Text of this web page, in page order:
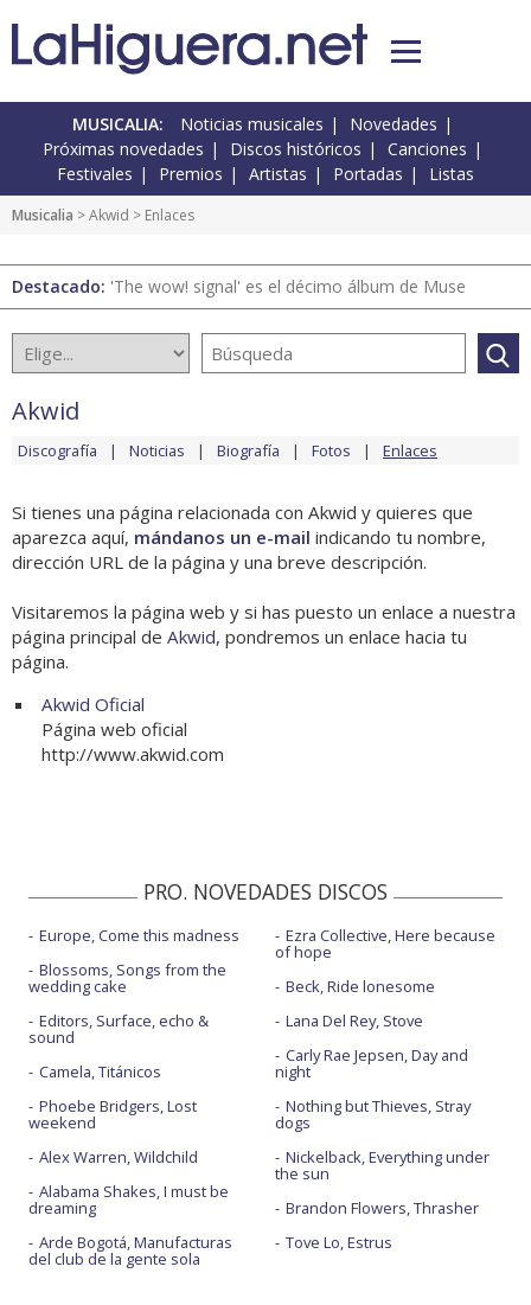
MUSICALIA: Noticias musicales
Novedades
Próximas novedades
Discos históricos
Canciones
Festivales
Premios Artistas Portadas Listas
Musicalia >Akwid > Enlaces
Destacado: 'The wow! signal' es el décimo álbum de Muse
Akwid
Discografía Noticias Biografía Fotos Enlaces
Si tienes una página relacionada con Akwid y quieres que
aparezca aquí, mándanos un e-mail indicando tu nombre,
dirección URL de la página y una breve descripción.
Visitaremos la página web y si has puesto un enlace a nuestra
página principal de Akwid, pondremos un enlace hacia tu
página.
Akwid Oficial
Página web oficial
http://www.akwid.com
PRO. NOVEDADES DISCOS
Europe, Come this madness
Blossoms, Songs from the
wedding cake
Editors, Surface, echo &
sound
Camela, Titánicos
Phoebe Bridgers, Lost
weekend
Alex Warren, Wildchild
Alabama Shakes, I must be
dreaming
Arde Bogotá, Manufacturas
del club de la gente sola
Ezra Collective, Here because
of hope
Beck, Ride lonesome
Lana Del Rey, Stove
Carly Rae Jepsen, Day and
night
Nothing but Thieves, Stray
dogs
Nickelback, Everything under
the sun
Brandon Flowers, Thrasher
Tove Lo, Estrus